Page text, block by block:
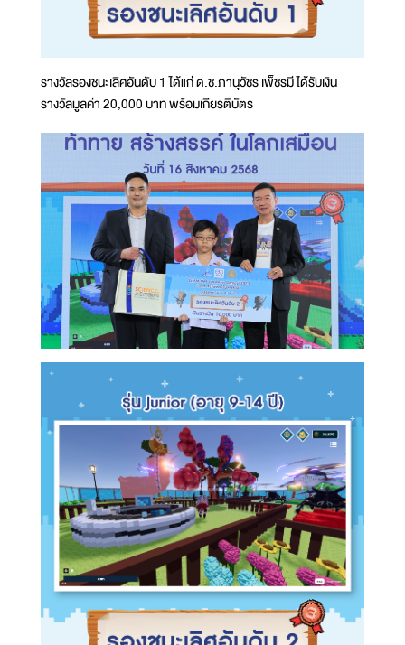
รางวัลรองชนะเลิศอันดับ 1 ได้แก่ ด.ช.ภานุวัชร เพ็ชรมี ได้รับเงิน
รางวัลมูลค่า 20,000 บาท พร้อมเกียรติบัตร